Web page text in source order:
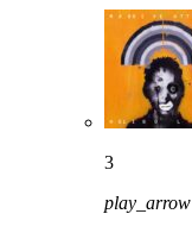
3
play_arrow